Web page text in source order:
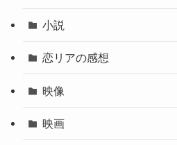
小説
恋リアの感想
映像
映画